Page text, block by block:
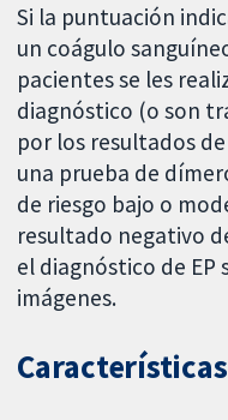
Si la puntuación
un coágulo
pacientes se les
diagnóstico (o son
por los resultados
una prueba de
de riesgo bajo o
resultado negativo
el diagnóstico de EP
imágenes.